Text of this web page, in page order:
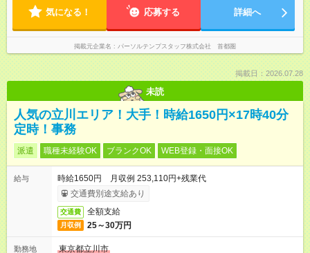
気になる！ 応募する 詳細へ
掲載元企業名 パーソルテンプスタッフ株式会社 首都圏
掲載日：2026.07.28
未読
人気の立川エリア！大手！時給1650円×17時40分
定時！事務
派遣 職種未経験OK ブランクOK WEB登録・面接OK
給与
時給1650円 月収例 253,110円+残業代
交通費別途支給あり
交通費 全額支給
月収例 25～30万円
勤務地
東京都立川市